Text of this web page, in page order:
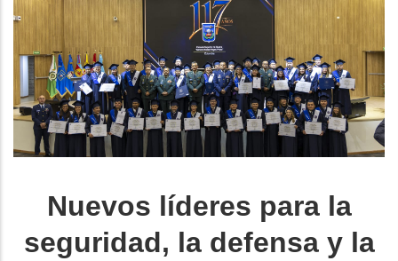
Nuevos líderes para la
seguridad, la defensa y la